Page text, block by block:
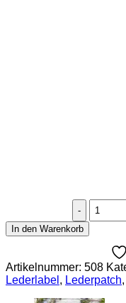
"Düsn"
In den Warenkorb
Artikelnummer: 508
Lederlabel , Lederpatch,